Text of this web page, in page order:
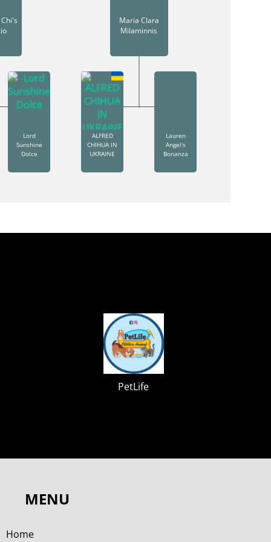
Chi's
Maria Clara
Milaminnis
Lord
Sunshine
Dolce
ALFRED
CHIHUA IN
UKRAINE
Lauren
Angel's
Bonanza
PetLife
MENU
Home